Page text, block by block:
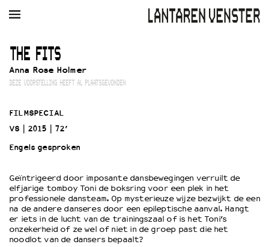
AGENDA FILM
Winkelmandje
Zoek
Openingstijden & contact
Bereikbaarheid
Kaartverkoop
EDUCATIE
Schoolvoorstellingen
Filmprogramma’s Primair Onderwijs
Filmprogramma’s VO/MBO
THE FITS
Anna Rose Holmer
DEZE VOORSTELLING HEEFT AL PLAATSGEVONDEN
FILMSPECIAL
VS
2015
72’
Engels gesproken
Geïntrigeerd door imposante dansbewegingen verruilt de
elfjarige tomboy Toni de boksring voor een plek in het
professionele dansteam. Op mysterieuze wijze bezwijkt de een
na de andere danseres door een epileptische aanval. Hangt
er iets in de lucht van de trainingszaal of is het Toni’s
onzekerheid of ze wel of niet in de groep past die het
noodlot van de dansers bepaalt?